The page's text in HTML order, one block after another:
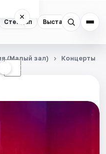
Стендап Выставки
×
☾
(Малый зал) Концерты